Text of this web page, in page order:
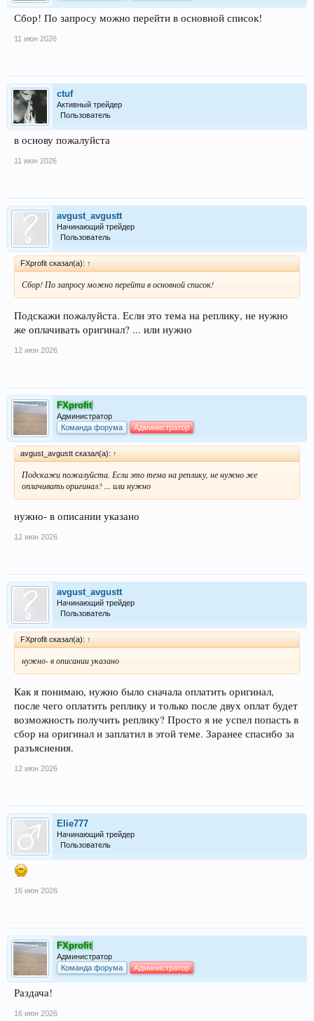
Сбор! По запросу можно перейти в основной список!
11 июн 2026
ctuf
Активный трейдер
Пользователь
в основу пожалуйста
11 июн 2026
avgust_avgustt
Начинающий трейдер
Пользователь
FXprofit сказал(а): ↑
Сбор! По запросу можно перейти в основной список!
Подскажи пожалуйста. Если это тема на реплику, не нужно
же оплачивать оригинал? ... или нужно
12 июн 2026
FXprofit
Администратор
Команда форума
Администратор
avgust_avgustt сказал(а): ↑
Подскажи пожалуйста. Если это тема на реплику, не нужно же
оплачивать оригинал? ... или нужно
нужно- в описании указано
12 июн 2026
avgust_avgustt
Начинающий трейдер
Пользователь
FXprofit сказал(а): ↑
нужно- в описании указано
Как я понимаю, нужно было сначала оплатить оригинал,
после чего оплатить реплику и только после двух оплат будет
возможность получить реплику? Просто я не успел попасть в
сбор на оригинал и заплатил в этой теме. Заранее спасибо за
разъяснения.
12 июн 2026
Elie777
Начинающий трейдер
Пользователь
16 июн 2026
FXprofit
Администратор
Команда форума
Администратор
Раздача!
16 июн 2026